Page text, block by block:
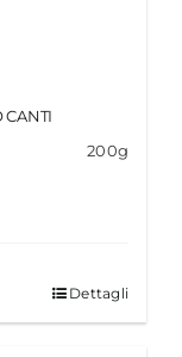
CANTI
200g
Dettagli